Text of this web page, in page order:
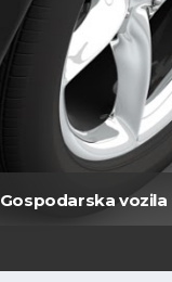
Gospodarska vozila